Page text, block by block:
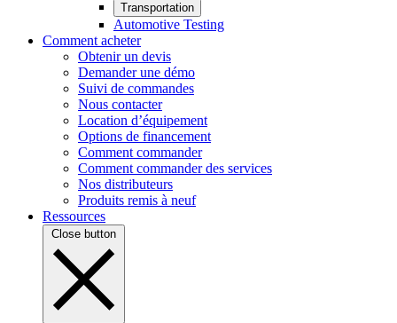
Transportation
Automotive Testing
Comment acheter
Obtenir un devis
Demander une démo
Suivi de commandes
Nous contacter
Location d’équipement
Options de financement
Comment commander
Comment commander des services
Nos distributeurs
Produits remis à neuf
Ressources
Close button